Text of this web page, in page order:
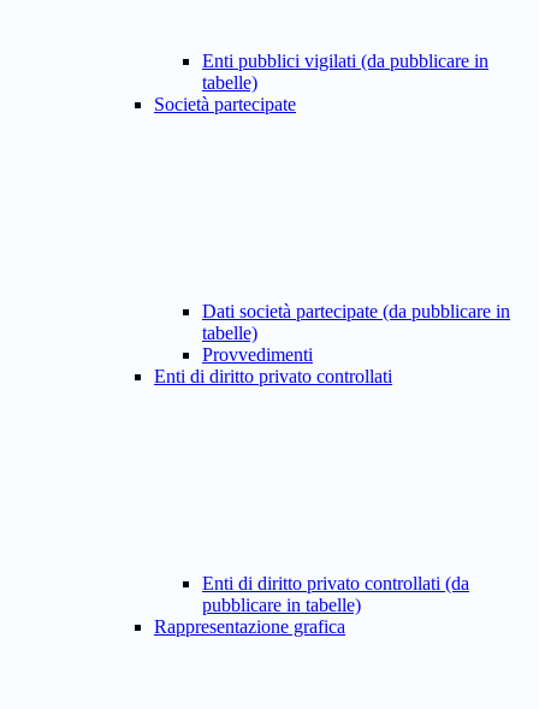
Enti pubblici vigilati (da pubblicare in
tabelle)
Società partecipate
Dati società partecipate (da pubblicare in
tabelle)
Provvedimenti
Enti di diritto privato controllati
Enti di diritto privato controllati (da
pubblicare in tabelle)
Rappresentazione grafica